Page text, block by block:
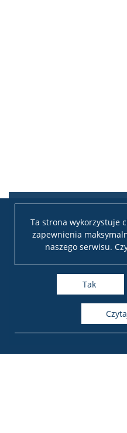
Ta strona wykorzystuje
zapewnienia
naszego serwisu.
Tak